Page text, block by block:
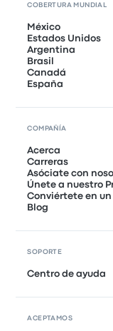
COBERTURA MUNDIAL
México
Estados Unidos
Argentina
Brasil
Canadá
España
COMPAÑÍA
Acerca
Carreras
Asóciate con
Únete a nuestro
Conviértete en un
Blog
SOPORTE
Centro de ayuda
ACEPTAMOS